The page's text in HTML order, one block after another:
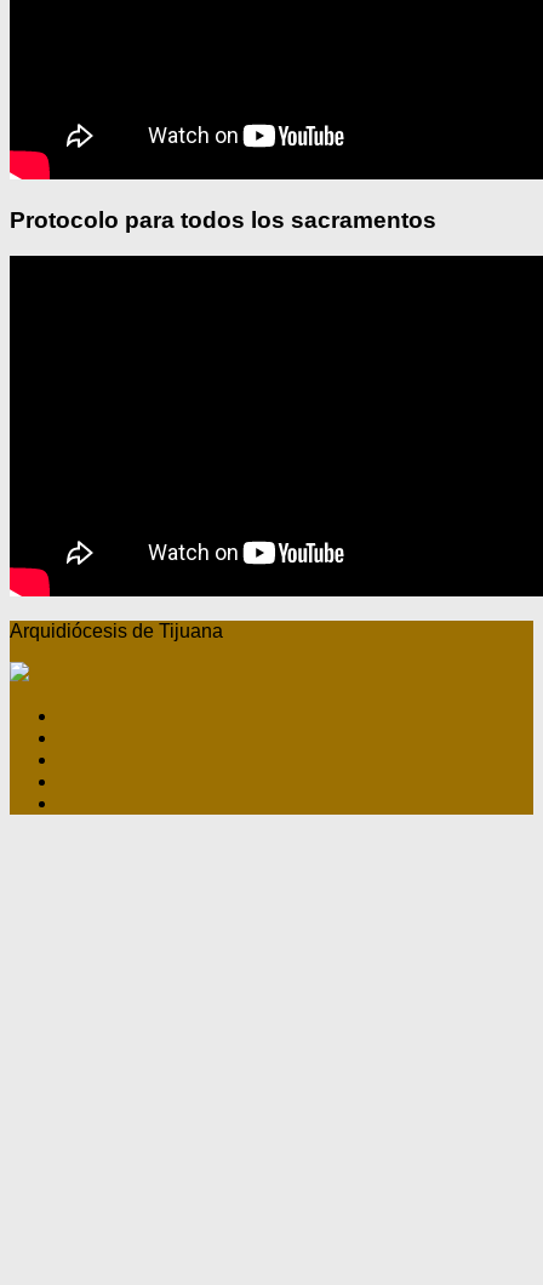
Protocolo para todos los sacramentos
Arquidiócesis de Tijuana